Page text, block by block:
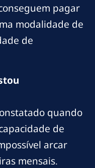
pagar
modalidade de
de
quando
de
arcar
mensais.